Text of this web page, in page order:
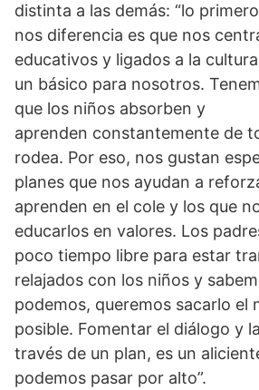
distinta a las demás: “lo
nos diferencia es que nos
educativos y ligados a la
un básico para nosotros.
que los niños absorben y
aprenden constantemente de
rodea. Por eso, nos gustan
planes que nos ayudan a
aprenden en el cole y los que
educarlos en valores. Los
poco tiempo libre para estar
relajados con los niños y
podemos, queremos sacarlo el
posible. Fomentar el diálogo y
través de un plan, es un
podemos pasar por alto”.